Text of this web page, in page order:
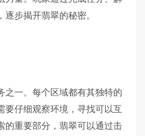
步揭开翡翠的秘密。
之一。每个区域都有其独特的
要仔细观察环境，寻找可以互
的重要部分，翡翠可以通过击